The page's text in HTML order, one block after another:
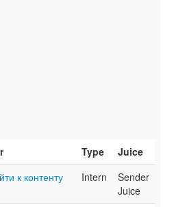
Type
Juice
к контенту
Intern
Sender
Juice